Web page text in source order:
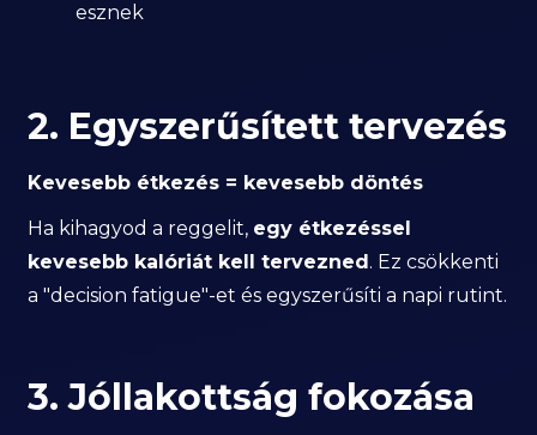
esznek
2. Egyszerűsített tervezés
Kevesebb étkezés = kevesebb döntés
Ha kihagyod a reggelit, egy étkezéssel
kevesebb kalóriát kell tervezned. Ez csökkenti
a "decision fatigue"-et és egyszerűsíti a napi rutint.
3. Jóllakottság fokozása